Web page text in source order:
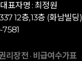
표자명 : 최정원
12층,13층 (화남빌딩)
리장전 · 비급여수가표